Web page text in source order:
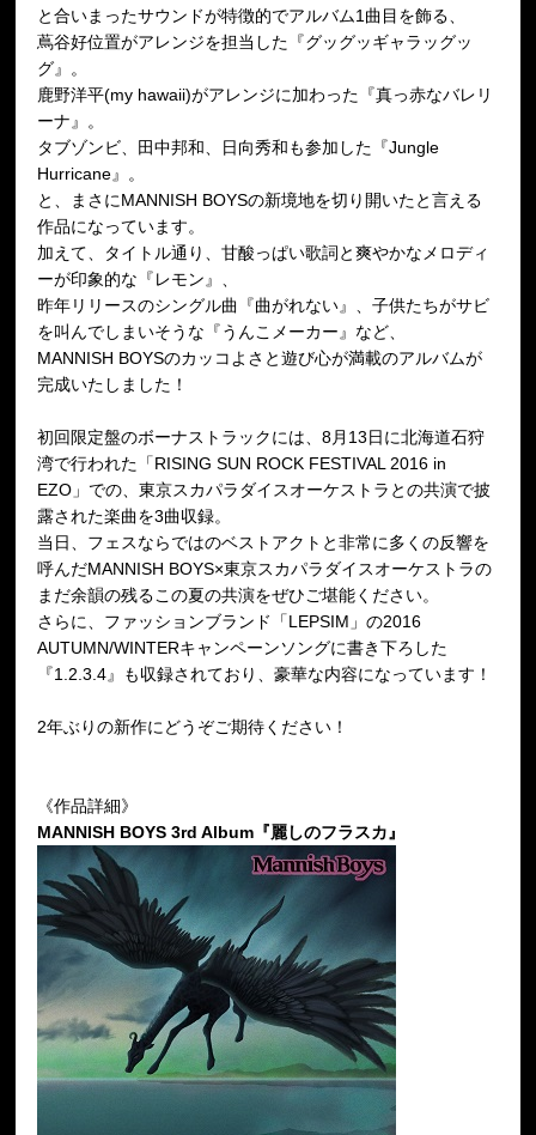
と合いまったサウンドが特徴的でアルバム1曲目を飾る、
蔦谷好位置がアレンジを担当した『グッグッギャラッグッ
グ』。
鹿野洋平(my hawaii)がアレンジに加わった『真っ赤なバレリ
ーナ』。
タブゾンビ、田中邦和、日向秀和も参加した『Jungle
Hurricane』。
と、まさにMANNISH BOYSの新境地を切り開いたと言える
作品になっています。
加えて、タイトル通り、甘酸っぱい歌詞と爽やかなメロディ
ーが印象的な『レモン』、
昨年リリースのシングル曲『曲がれない』、子供たちがサビ
を叫んでしまいそうな『うんこメーカー』など、
MANNISH BOYSのカッコよさと遊び心が満載のアルバムが
完成いたしました！
初回限定盤のボーナストラックには、8月13日に北海道石狩
湾で行われた「RISING SUN ROCK FESTIVAL 2016 in
EZO」での、東京スカパラダイスオーケストラとの共演で披
露された楽曲を3曲収録。
当日、フェスならではのベストアクトと非常に多くの反響を
呼んだMANNISH BOYS×東京スカパラダイスオーケストラの
まだ余韻の残るこの夏の共演をぜひご堪能ください。
さらに、ファッションブランド「LEPSIM」の2016
AUTUMN/WINTERキャンペーンソングに書き下ろした
『1.2.3.4』も収録されており、豪華な内容になっています！
2年ぶりの新作にどうぞご期待ください！
《作品詳細》
MANNISH BOYS 3rd Album『麗しのフラスカ』